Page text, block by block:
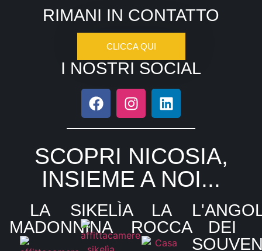
RIMANI IN CONTATTO
CLICCA QUI
I NOSTRI SOCIAL
SCOPRI NICOSIA,
INSIEME A NOI...
LA
MADONNINA
SIKELÌA
LA
ROCCA
DEI